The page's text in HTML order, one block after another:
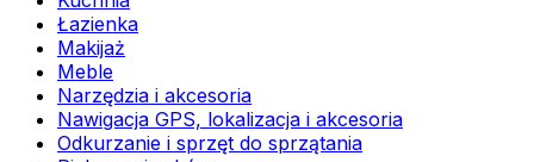
Łazienka
Makijaż
Meble
Narzędzia i akcesoria
Nawigacja GPS, lokalizacja i akcesoria
Odkurzanie i sprzęt do sprzątania